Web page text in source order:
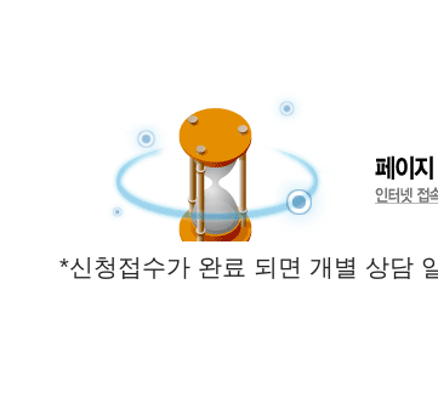
*신청접수가 완료 되면 개별 상담